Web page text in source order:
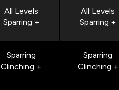
All Levels
Sparring +
All Levels
Sparring +
Sparring
Clinching +
Sparring
Clinching +